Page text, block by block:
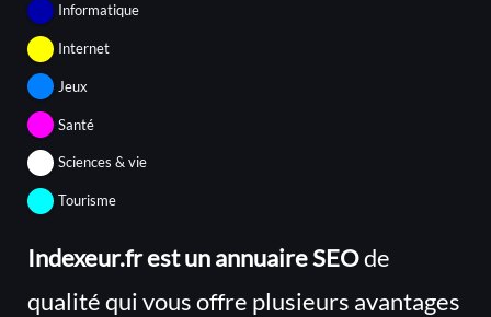
Informatique
Internet
Jeux
Santé
Sciences & vie
Tourisme
Indexeur.fr est un annuaire SEOde
qualité qui vous offre plusieurs avantages